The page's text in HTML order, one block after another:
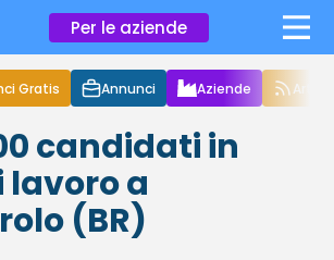
Per le aziende ×
Gratis Annunci Aziende
candidati in
lavoroa
(BR)